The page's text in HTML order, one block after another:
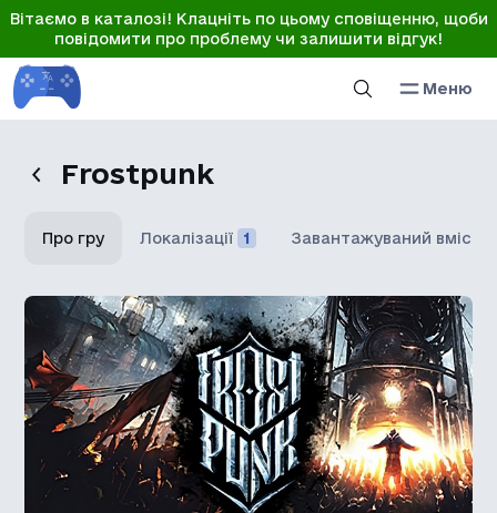
Вітаємо в каталозі! Клацніть по цьому сповіщенню, щоби
повідомити про проблему чи залишити відгук!
Меню
Frostpunk
Про гру Локалізації 1 Завантажуваний вміст